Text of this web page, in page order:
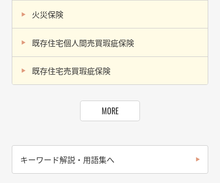
火災保険
既存住宅個人間売買瑕疵保険
既存住宅売買瑕疵保険
MORE
キーワード解説・用語集へ